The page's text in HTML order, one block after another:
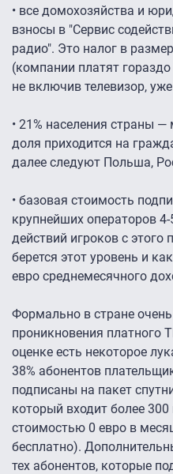
• все домохозяйства и
взносы в "Сервис
радио". Это налог в
(компании платят
не включив телевизор,
• 21% населения страны
доля приходится на
далее следуют Польша,
• базовая стоимость
крупнейших операторов
действий игроков с этого
берется этот уровень и
евро среднемесячного
Формально в стране
проникновения платного
оценке есть некоторое
38% абонентов
подписаны на пакет
который входит более
стоимостью 0 евро в
бесплатно).
тех абонентов, которые